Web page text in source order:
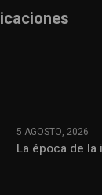
5 AGOSTO, 2026
La época de